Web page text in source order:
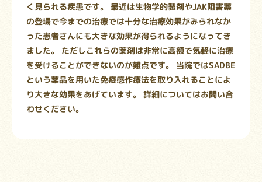
く見られる疾患です。 最近は生物学的製剤やJAK阻害薬
の登場で今までの治療では十分な治療効果がみられなか
った患者さんにも大きな効果が得られるようになってき
ました。 ただしこれらの薬剤は非常に高額で気軽に治療
を受けることができないのが難点です。 当院ではSADBE
という薬品を用いた免疫感作療法を取り入れることによ
り大きな効果をあげています。 詳細についてはお問い合
わせください。